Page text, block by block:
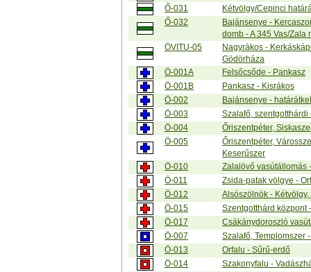
Ő-031
Kétvölgy/Cepinci
Ő-032
Bajánsenye -
domb - A 345 Vas/Zala
ÖVITU-05
Nagyrákos -
Gödörháza
Ö-001A
Felsőcsőde - Pankasz
Ö-001B
Pankasz - Kisrákos
Ö-002
Bajánsenye -
Ö-003
Szalafő,
Ö-004
Őriszentpéter,
Ö-005
Őriszentpéter,
Keserűszer
Ö-010
Zalalövő vasútállomás
Ö-011
Zsida-patak völgye -
Ö-012
Alsószölnök -
Ö-015
Szentgotthárd központ
Ö-017
Csákánydoroszló
Ö-007
Szalafő, Templomszer
Ö-013
Orfalu - Sűrű-erdő
Ö-014
Szakonyfalu -